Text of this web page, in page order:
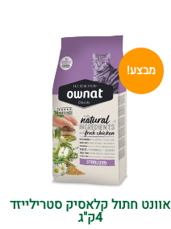
מבצע!
אוונט חתול קלאסיק סטרילייזד
4ק"ג